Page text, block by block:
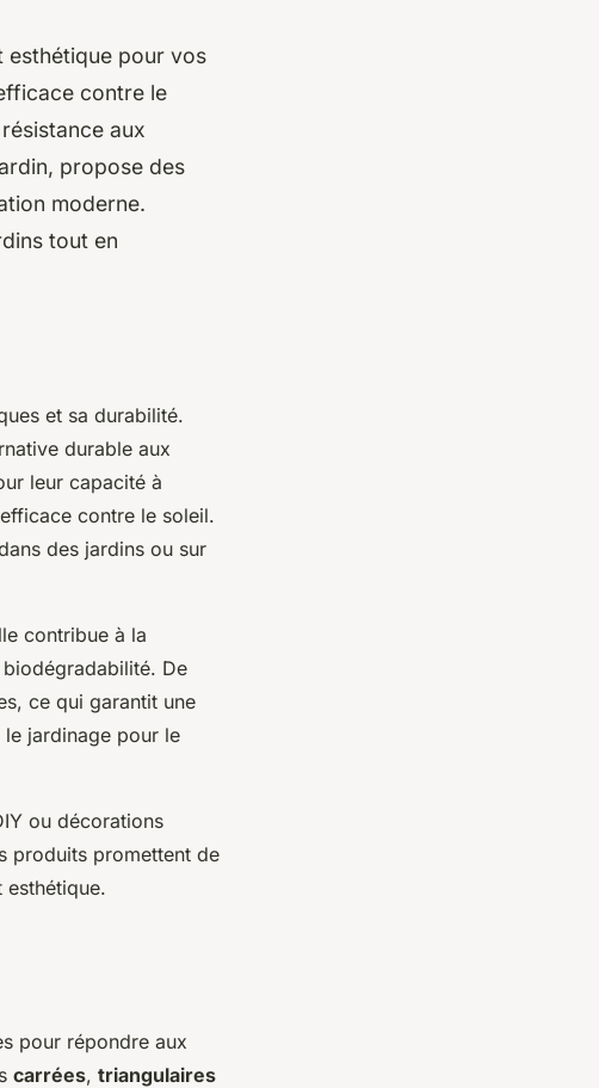
esthétique pour vos
contre le
aux
propose des
moderne.
tout en
et sa durabilité.
durable aux
leur capacité à
contre le soleil.
des jardins ou sur
contribue à la
De
ce qui garantit une
jardinage pour le
ou décorations
produits promettent de
esthétique.
pour répondre aux
carrées, triangulaires